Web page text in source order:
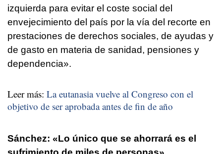
izquierda para evitar el coste social del
envejecimiento del país por la vía del recorte en
prestaciones de derechos sociales, de ayudas y
de gasto en materia de sanidad, pensiones y
dependencia».
Leer más: La eutanasia vuelve al Congreso con el
objetivo de ser aprobada antes de fin de año
Sánchez: «Lo único que se ahorrará es el